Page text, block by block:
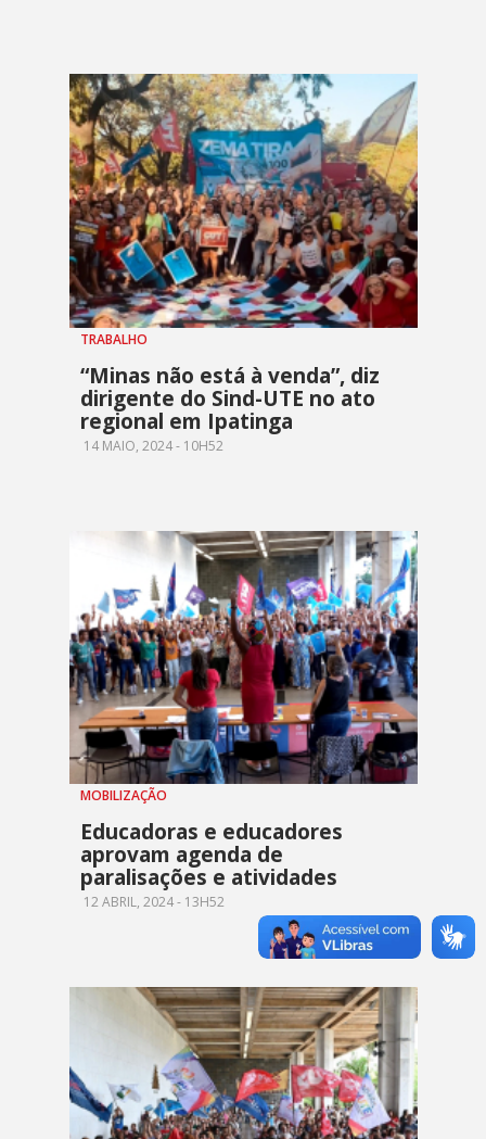
TRABALHO
“Minas não está à venda”, diz
dirigente do Sind-UTE no ato
regional em Ipatinga
14 MAIO, 2024 - 10H52
MOBILIZAÇÃO
Educadoras e educadores
aprovam agenda de
paralisações e atividades
12 ABRIL, 2024 - 13H52